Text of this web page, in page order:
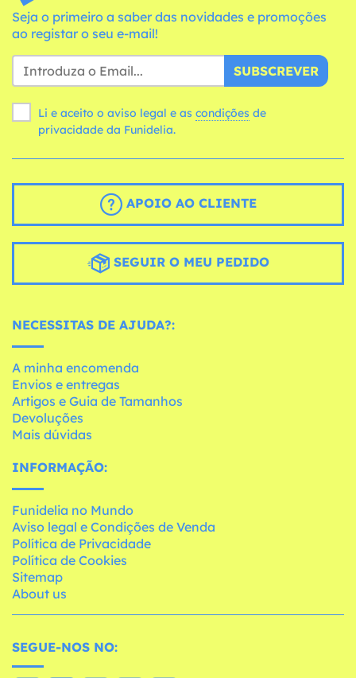
Seja o primeiro a saber das novidades e promoções
ao registar o seu e-mail!
SUBSCREVER
Li e aceito o aviso legal e as condições
privacidade da Funidelia.
APOIO AO CLIENTE
SEGUIR O MEU PEDIDO
NECESSITAS DE AJUDA?:
A minha encomenda
Envios e entregas
Artigos e Guia de Tamanhos
Devoluções
Mais dúvidas
INFORMAÇÃO:
Funidelia no Mundo
Aviso legal e Condições de Venda
Política de Privacidade
Política de Cookies
Sitemap
About us
SEGUE-NOS NO: